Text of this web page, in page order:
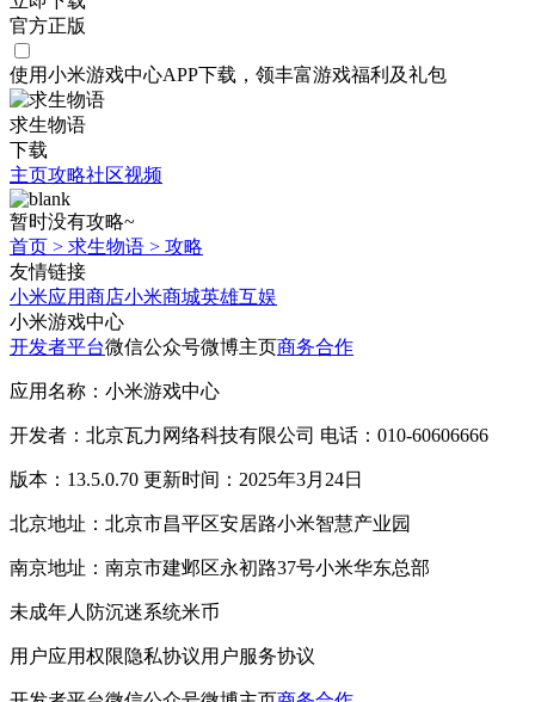
官方正版
使用小米游戏中心APP下载 ，领丰富游戏福利 及礼包
求生物语
下载
主页攻略社区视频
暂时没有攻略~
首页 > 求生物语 > 攻略
友情链接
小米应用商店小米商城英雄互娱
小米游戏中心
开发者平台微信公众号微博主页商务合作
应用名称：小米游戏中心
开发者：北京瓦力网络科技有限公司 电话：010-60606666
版本：13.5.0.70 更新时间：2025年3月24日
北京地址：北京市昌平区安居路小米智慧产业园
南京地址：南京市建邺区永初路37号小米华东总部
未成年人防沉迷系统米币
用户应用权限隐私协议用户服务协议